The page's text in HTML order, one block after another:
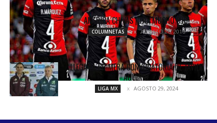
AMÉRICA CHIVAS ¡OJO, MUCHO OJO!
COLUMNETAS AGOSTO 26, 2016
LLEGA LA PRIMERA CONVOCATORIA DE JAVIER
AGUIRRE
LIGA MX AGOSTO 29, 2024